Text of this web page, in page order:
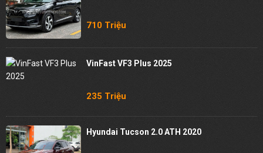
710 Triệu
VinFast VF3 Plus 2025
235 Triệu
Hyundai Tucson 2.0 ATH 2020